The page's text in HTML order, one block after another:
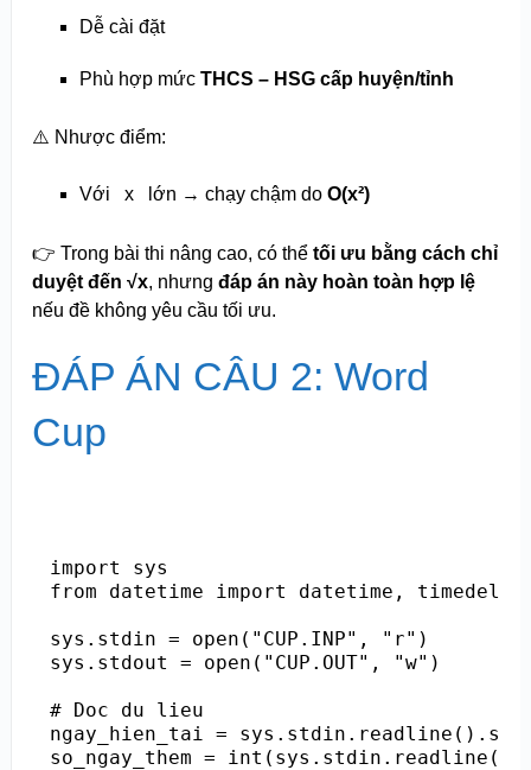
Dễ cài đặt
Phù hợp mức THCS – HSG cấp huyện/tỉnh
⚠️ Nhược điểm:
Với x lớn → chạy chậm do O(x²)
👉 Trong bài thi nâng cao, có thể tối ưu bằng cách chỉ
duyệt đến √x, nhưng đáp án này hoàn toàn hợp lệ
nếu đề không yêu cầu tối ưu.
ĐÁP ÁN CÂU 2: Word
Cup
import sys
from datetime import datetime, timedelta
sys.stdin = open("CUP.INP", "r")
sys.stdout = open("CUP.OUT", "w")
# Doc du lieu
ngay_hien_tai =
so_ngay_them =